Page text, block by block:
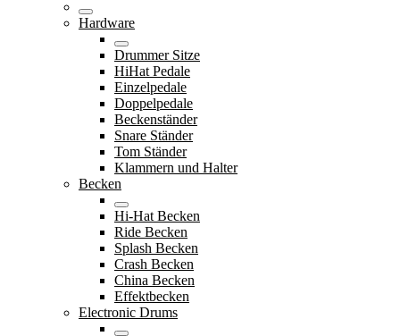
Hardware
Drummer Sitze
HiHat Pedale
Einzelpedale
Doppelpedale
Beckenständer
Snare Ständer
Tom Ständer
Klammern und Halter
Becken
Hi-Hat Becken
Ride Becken
Splash Becken
Crash Becken
China Becken
Effektbecken
Electronic Drums